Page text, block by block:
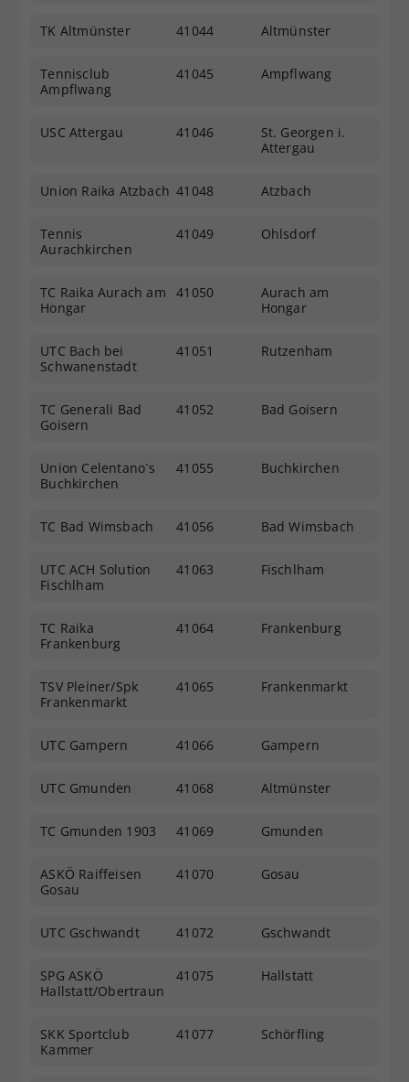
TK Altmünster 41044 Altmünster
Tennisclub
Ampflwang
41045 Ampflwang
USC Attergau 41046
St. Georgen i.
Attergau
Union Raika Atzbach 41048 Atzbach
Tennis
Aurachkirchen
41049 Ohlsdorf
TC Raika Aurach am
Hongar
41050
Aurach am
Hongar
UTC Bach bei
Schwanenstadt
41051 Rutzenham
TC Generali Bad
Goisern
41052 Bad Goisern
Union Celentano`s
Buchkirchen
41055 Buchkirchen
TC Bad Wimsbach 41056 Bad Wimsbach
UTC ACH Solution
Fischlham
41063 Fischlham
TC Raika
Frankenburg
41064 Frankenburg
TSV Pleiner/Spk
Frankenmarkt
41065 Frankenmarkt
UTC Gampern 41066 Gampern
UTC Gmunden 41068 Altmünster
TC Gmunden 1903 41069 Gmunden
ASKÖ Raiffeisen
Gosau
41070 Gosau
UTC Gschwandt 41072 Gschwandt
SPG ASKÖ
Hallstatt/Obertraun
41075 Hallstatt
SKK Sportclub
Kammer
41077 Schörfling